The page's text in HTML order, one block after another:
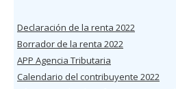
Declaración de la renta 2022
Borrador de la renta 2022
APP Agencia Tributaria
Calendario del contribuyente 2022